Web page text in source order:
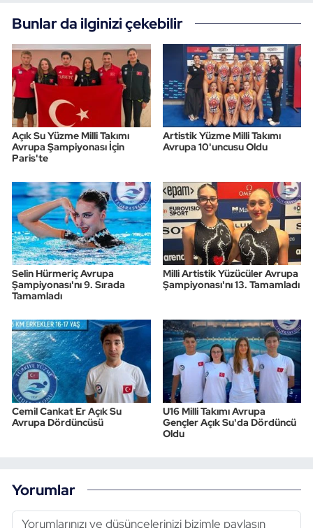
Bunlar da ilginizi çekebilir
Açık Su Yüzme Milli Takımı
Avrupa Şampiyonası İçin
Paris'te
Artistik Yüzme Milli Takımı
Avrupa 10'uncusu Oldu
Selin Hürmeriç Avrupa
Şampiyonası'nı 9. Sırada
Tamamladı
Milli Artistik Yüzücüler Avrupa
Şampiyonası'nı 13. Tamamladı
Cemil Cankat Er Açık Su
Avrupa Dördüncüsü
U16 Milli Takımı Avrupa
Gençler Açık Su'da Dördüncü
Oldu
Yorumlar